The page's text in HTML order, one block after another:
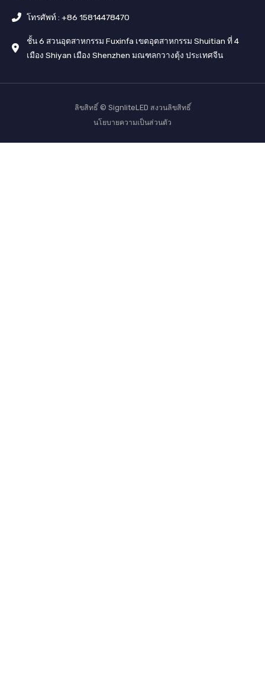
โทรศัพท์ : +86 15814478470
ชั้น 6 สวนอุตสาหกรรม Fuxinfa เขตอุตสาหกรรม Shuitian ที่ 4
เมือง Shiyan เมือง Shenzhen มณฑลกวางตุ้ง ประเทศจีน
ลิขสิทธิ์ © SignliteLED สงวนลิขสิทธิ์
นโยบายความเป็นส่วนตัว